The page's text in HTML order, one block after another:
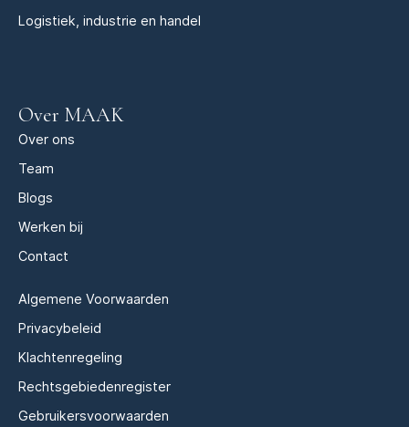
Logistiek, industrie en handel
Over MAAK
Over ons
Team
Blogs
Werken bij
Contact
Algemene Voorwaarden
Privacybeleid
Klachtenregeling
Rechtsgebiedenregister
Gebruikersvoorwaarden